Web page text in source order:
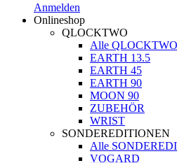
Anmelden
Onlineshop
QLOCKTWO
Alle QLOCKTWO
EARTH 13.5
EARTH 45
EARTH 90
MOON 90
ZUBEHÖR
WRIST
SONDEREDITIONEN
Alle
VOGARD